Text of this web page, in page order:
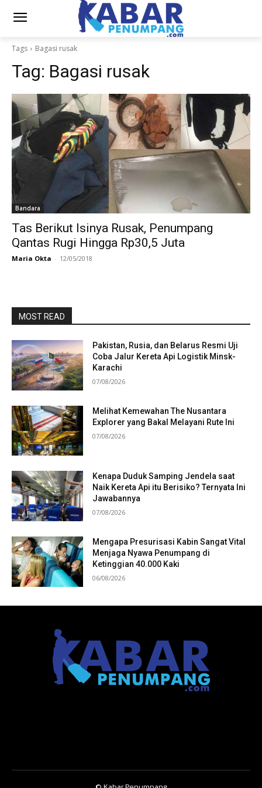
Tags Bagasi rusak
Tag: Bagasi rusak
Bandara
Tas Berikut Isinya Rusak, Penumpang
Qantas Rugi Hingga Rp30,5 Juta
Maria Okta - 12/05/2018
MOST READ
Pakistan, Rusia, dan Belarus Resmi Uji
Coba Jalur Kereta Api Logistik Minsk-
Karachi
07/08/2026
Melihat Kemewahan The Nusantara
Explorer yang Bakal Melayani Rute Ini
07/08/2026
Kenapa Duduk Samping Jendela saat
Naik Kereta Api itu Berisiko? Ternyata Ini
Jawabannya
07/08/2026
Mengapa Presurisasi Kabin Sangat Vital
Menjaga Nyawa Penumpang di
Ketinggian 40.000 Kaki
06/08/2026